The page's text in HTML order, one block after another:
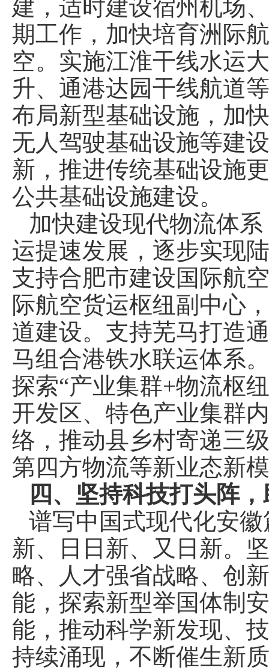
建，适时建设宿州机场
期工作，加快培育洲际
空。实施江淮干线水运
升、通港达园干线航道
布局新型基础设施，加
无人驾驶基础设施等建
新，推进传统基础设施
公共基础设施建设。
加快建设现代物流体
运提速发展，逐步实现
支持合肥市建设国际航
际航空货运枢纽副中心
道建设。支持芜马打造
马组合港铁水联运体系
探索“产业集群+物流枢
开发区、特色产业集群
络，推动县乡村寄递三
第四方物流等新业态新
四、坚持科技打头阵
谱写中国式现代化安
新、日日新、又日新。
略、人才强省战略、创
能，探索新型举国体制
能，推动科学新发现、
持续涌现，不断催生新